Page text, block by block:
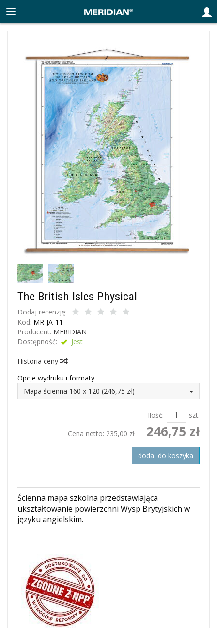
The British Isles Physical
Dodaj recenzję:
Kod: MR-JA-11
Producent: MERIDIAN
Dostępność:
Jest
Historia ceny
Opcje wydruku i formaty
Mapa ścienna 160 x 120 (246,75 zł)
Ilość:
szt.
Cena netto: 235,00 zł 246,75 zł
dodaj do koszyka
Ścienna mapa szkolna przedstawiająca
ukształtowanie powierzchni Wysp Brytyjskich w
języku angielskim.